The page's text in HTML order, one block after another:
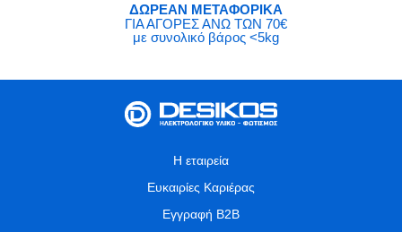
ΔΩΡΕΑΝ ΜΕΤΑΦΟΡΙΚΑ
ΓΙΑ ΑΓΟΡΕΣ ΑΝΩ ΤΩΝ 70€
με συνολικό βάρος <5kg
Η εταιρεία
Ευκαιρίες Καριέρας
Εγγραφή B2B